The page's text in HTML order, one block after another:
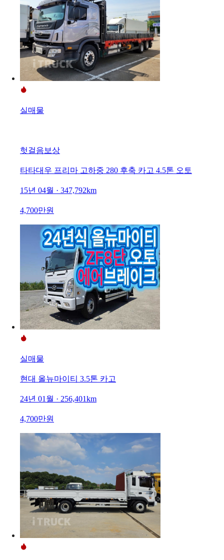
실매물
헛걸음보상
타타대우 프리마 고하중 280 후축 카고 4.5톤 오토
15년 04월 · 347,792km
4,700만원
실매물
현대 올뉴마이티 3.5톤 카고
24년 01월 · 256,401km
4,700만원